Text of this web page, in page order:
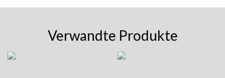
Verwandte Produkte